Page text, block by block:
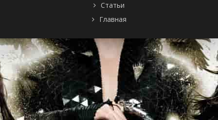
Статьи
Главная